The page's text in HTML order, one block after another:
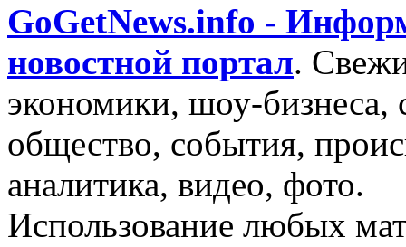
GoGetNews.info -
новостной портал.
экономики, шоу-бизнеса,
общество, события,
аналитика, видео, фото.
Использование любых